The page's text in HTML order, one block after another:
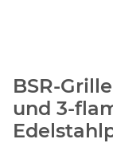
BSR-
und 3-